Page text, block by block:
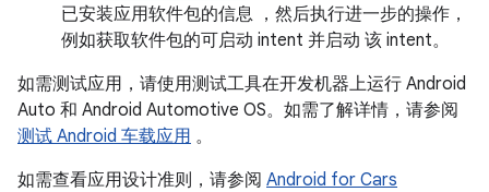
已安装应用软件包的信息 ，然后执行进一步的操作，
例如获取软件包的可启动 intent 并启动 该 intent。
如需测试应用，请使用测试工具在开发机器上运行 Android
Auto 和 Android Automotive OS。如需了解详情，请参阅
测试 Android 车载应用 。
如需查看应用设计准则，请参阅 Android for Cars